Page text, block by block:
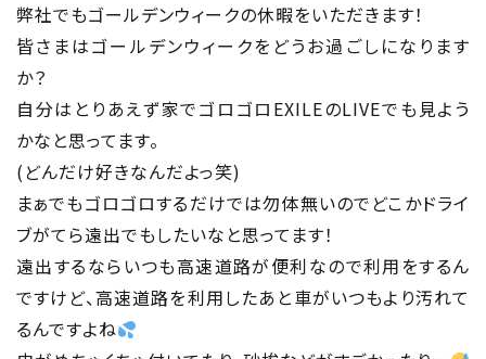
弊社でもゴールデンウィークの休暇をいただきます！
皆さまはゴールデンウィークをどうお過ごしになります
か？
自分はとりあえず家でゴロゴロEXILEのLIVEでも見よう
かなと思ってます。
(どんだけ好きなんだよっ笑)
まぁでもゴロゴロするだけでは勿体無いのでどこかドライ
ブがてら遠出でもしたいなと思ってます！
遠出するならいつも高速道路が便利なので利用をするん
ですけど、高速道路を利用したあと車がいつもより汚れて
るんですよね